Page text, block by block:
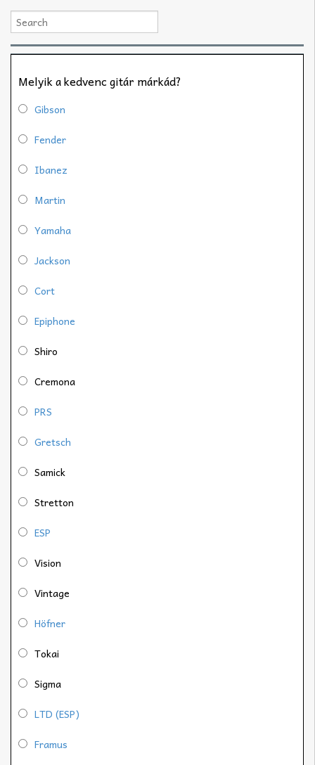
Melyik a kedvenc gitár márkád?
Gibson
Fender
Ibanez
Martin
Yamaha
Jackson
Cort
Epiphone
Shiro
Cremona
PRS
Gretsch
Samick
Stretton
ESP
Vision
Vintage
Höfner
Tokai
Sigma
LTD (ESP)
Framus